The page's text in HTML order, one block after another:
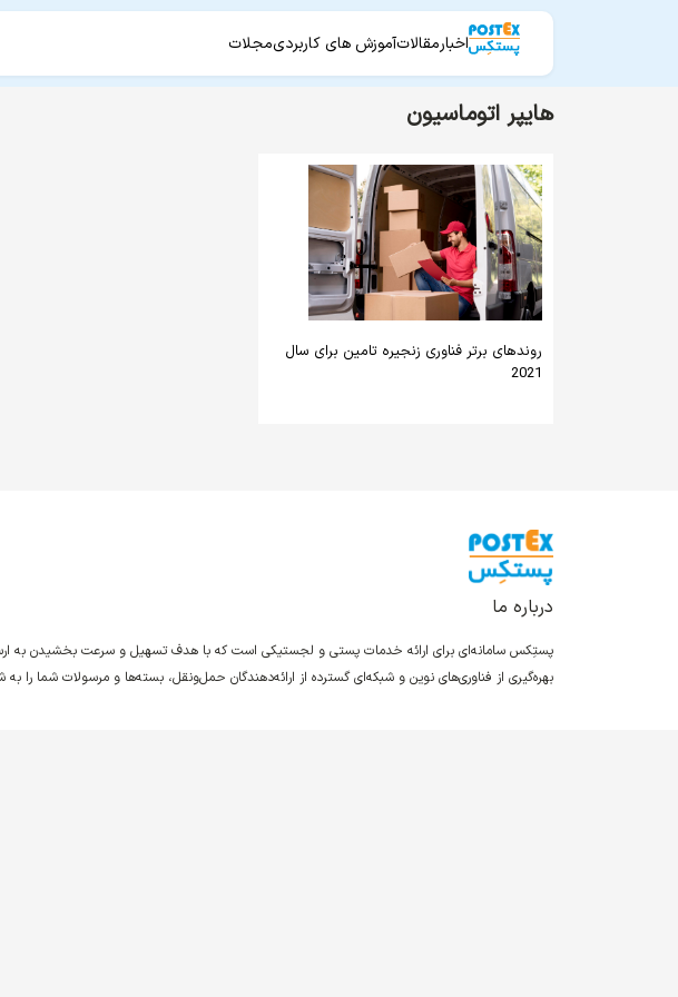
اخبارمقالاتآموزش های کاربردیمجلات
هایپر اتوماسیون
روندهای برتر فناوری زنجیره تامین برای سال
2021
درباره ما
پستِکس سامانه‌ای برای ارائه خدمات پستی و لجستیکی است که با هدف تسهیل و سرعت بخشیدن به
بهره‌گیری از فناوری‌های نوین و شبکه‌ای گسترده از ارائه‌دهندگان حمل‌ونقل، بسته‌ها و مرسولات شما را